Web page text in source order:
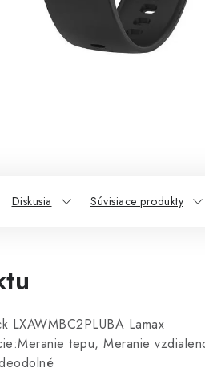
Diskusia Súvisiace produkty
LXAWMBC2PLUBA Lamax
tepu, Meranie